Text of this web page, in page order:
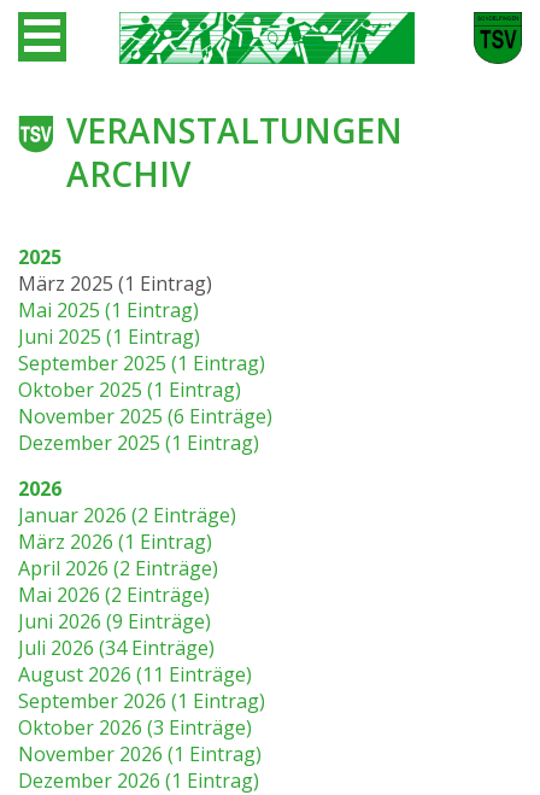
VERANSTALTUNGEN
ARCHIV
2025
März 2025 (1 Eintrag)
Mai 2025 (1 Eintrag)
Juni 2025 (1 Eintrag)
September 2025 (1 Eintrag)
Oktober 2025 (1 Eintrag)
November 2025 (6 Einträge)
Dezember 2025 (1 Eintrag)
2026
Januar 2026 (2 Einträge)
März 2026 (1 Eintrag)
April 2026 (2 Einträge)
Mai 2026 (2 Einträge)
Juni 2026 (9 Einträge)
Juli 2026 (34 Einträge)
August 2026 (11 Einträge)
September 2026 (1 Eintrag)
Oktober 2026 (3 Einträge)
November 2026 (1 Eintrag)
Dezember 2026 (1 Eintrag)